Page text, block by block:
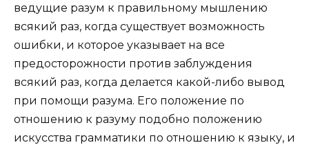
ведущие разум к правильному мышлению
всякий раз, когда существует возможность
ошибки, и которое указывает на все
предосторожности против заблуждения
всякий раз, когда делается какой-либо вывод
при помощи разума. Его положение по
отношению к разуму подобно положению
искусства грамматики по отношению к языку, и